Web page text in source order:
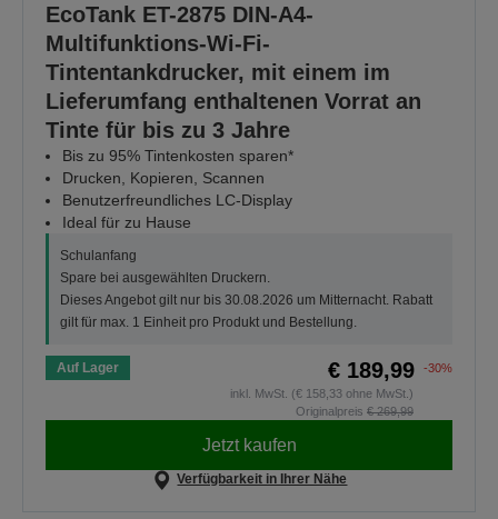
EcoTank ET-2875 DIN-A4-
Multifunktions-Wi-Fi-
Tintentankdrucker, mit einem im
Lieferumfang enthaltenen Vorrat an
Tinte für bis zu 3 Jahre
Bis zu 95% Tintenkosten sparen*
Drucken, Kopieren, Scannen
Benutzerfreundliches LC-Display
Ideal für zu Hause
Schulanfang
Spare bei ausgewählten Druckern.
Dieses Angebot gilt nur bis 30.08.2026 um Mitternacht. Rabatt
gilt für max. 1 Einheit pro Produkt und Bestellung.
Auf Lager € 189,99
-30%
inkl. MwSt. (€ 158,33 ohne MwSt.)
Originalpreis € 269,99
Jetzt kaufen
Verfügbarkeit in Ihrer Nähe